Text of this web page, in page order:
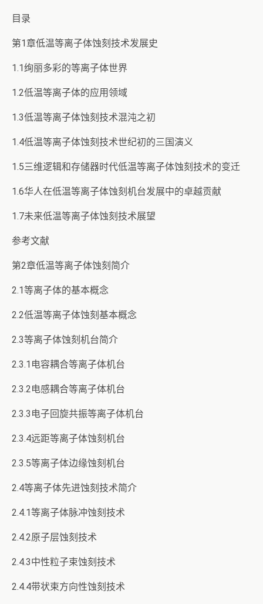
目录
第1章低温等离子体蚀刻技术发展史
1.1绚丽多彩的等离子体世界
1.2低温等离子体的应用领域
1.3低温等离子体蚀刻技术混沌之初
1.4低温等离子体蚀刻技术世纪初的三国演义
1.5三维逻辑和存储器时代低温等离子体蚀刻技术的变迁
1.6华人在低温等离子体蚀刻机台发展中的卓越贡献
1.7未来低温等离子体蚀刻技术展望
参考文献
第2章低温等离子体蚀刻简介
2.1等离子体的基本概念
2.2低温等离子体蚀刻基本概念
2.3等离子体蚀刻机台简介
2.3.1电容耦合等离子体机台
2.3.2电感耦合等离子体机台
2.3.3电子回旋共振等离子体机台
2.3.4远距等离子体蚀刻机台
2.3.5等离子体边缘蚀刻机台
2.4等离子体先进蚀刻技术简介
2.4.1等离子体脉冲蚀刻技术
2.4.2原子层蚀刻技术
2.4.3中性粒子束蚀刻技术
2.4.4带状束方向性蚀刻技术